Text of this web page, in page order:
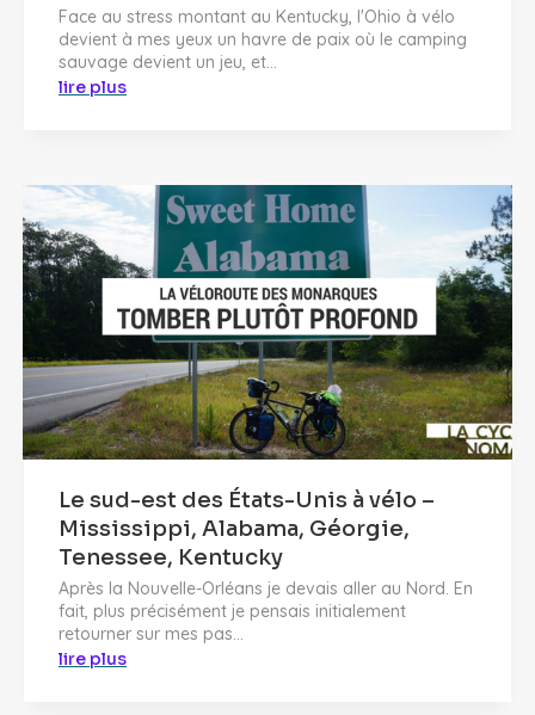
Face au stress montant au Kentucky, l'Ohio à vélo
devient à mes yeux un havre de paix où le camping
sauvage devient un jeu, et...
lire plus
Le sud-est des États-Unis à vélo –
Mississippi, Alabama, Géorgie,
Tenessee, Kentucky
Après la Nouvelle-Orléans je devais aller au Nord. En
fait, plus précisément je pensais initialement
retourner sur mes pas...
lire plus